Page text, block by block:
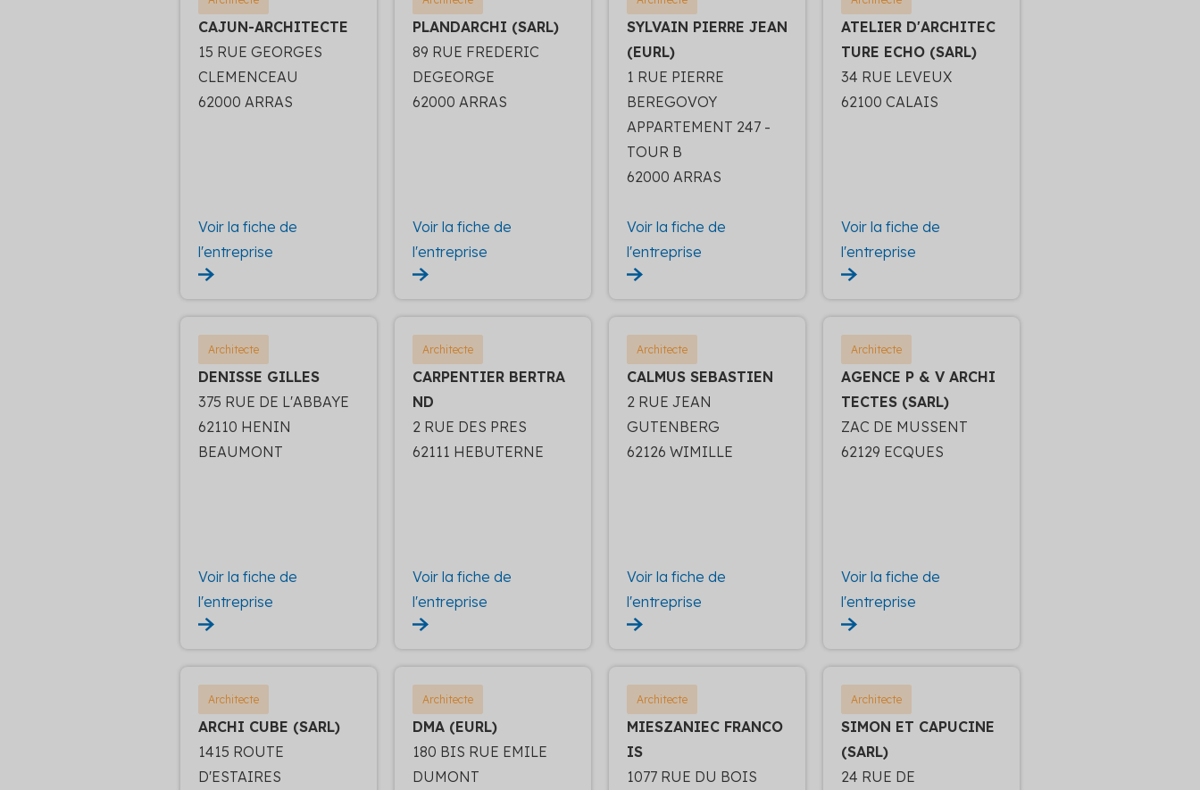
CAJUN-ARCHITECTE
15 RUE GEORGES
CLEMENCEAU
62000 ARRAS
Voir la fiche de
l'entreprise
PLANDARCHI (SARL)
89 RUE FREDERIC
DEGEORGE
62000 ARRAS
Voir la fiche de
l'entreprise
SYLVAIN PIERRE JEAN
(EURL)
1 RUE PIERRE
BEREGOVOY
APPARTEMENT 247 -
TOUR B
62000 ARRAS
Voir la fiche de
l'entreprise
ATELIER D'ARCHITEC
TURE ECHO (SARL)
34 RUE LEVEUX
62100 CALAIS
Voir la fiche de
l'entreprise
Architecte
DENISSE GILLES
375 RUE DE L'ABBAYE
62110 HENIN
BEAUMONT
Voir la fiche de
l'entreprise
Architecte
CARPENTIER BERTRA
ND
2 RUE DES PRES
62111 HEBUTERNE
Voir la fiche de
l'entreprise
Architecte
CALMUS SEBASTIEN
2 RUE JEAN
GUTENBERG
62126 WIMILLE
Voir la fiche de
l'entreprise
Architecte
AGENCE P & V ARCHI
TECTES (SARL)
ZAC DE MUSSENT
62129 ECQUES
Voir la fiche de
l'entreprise
Architecte
ARCHI CUBE (SARL)
1415 ROUTE
D'ESTAIRES
Architecte
DMA (EURL)
180 BIS RUE EMILE
DUMONT
Architecte
MIESZANIEC FRANCO
IS
1077 RUE DU BOIS
Architecte
SIMON ET CAPUCINE
(SARL)
24 RUE DE